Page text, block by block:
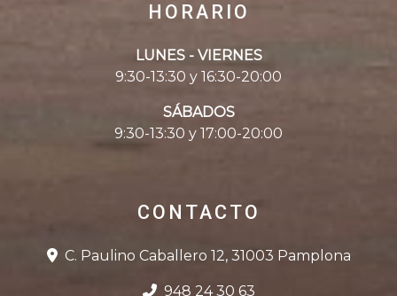
HORARIO
LUNES - VIERNES
9:30-13:30 y 16:30-20:00
SÁBADOS
9:30-13:30 y 17:00-20:00
CONTACTO
C. Paulino Caballero 12, 31003 Pamplona
948 24 30 63